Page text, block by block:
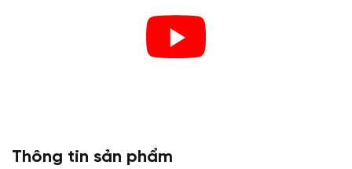
Thông tin sản phẩm